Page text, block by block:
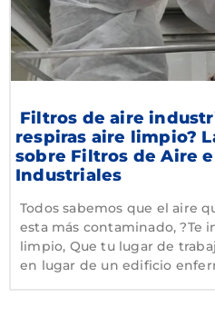
Filtros de aire
respiras aire limpio?
sobre Filtros de Aire
Industriales
Todos sabemos que el aire
esta más contaminado, ?Te
limpio, Que tu lugar de
en lugar de un edificio